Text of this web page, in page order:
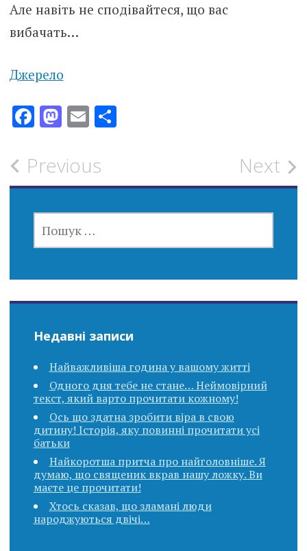
Але навіть не сподівайтеся, що вас
вибачать…
Джерело
Facebook
Mastodon
EmailПоділитися
Post
navigation
Previous Next
Недавні записи
Найважливіша година у вашому житті
Одного дня тебе не стане… Неймовірний
текст, який варто прочитати кожному!
Ось що здатна зробити віра в свою
дитину! Історія, яку повинні прочитати усі
батьки
Найкоротша притча про найголовніше. Я
думаю, що священик вкpав нашу ложку. Ви
маєте це прочитати!
Хтось сказав, що зламані люди
народжуються двічі…